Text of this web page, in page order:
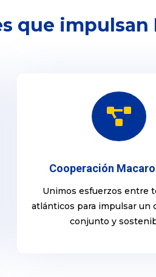
que impulsan

Cooperación
Unimos esfuerzos entre
atlánticos para impulsar un
conjunto y